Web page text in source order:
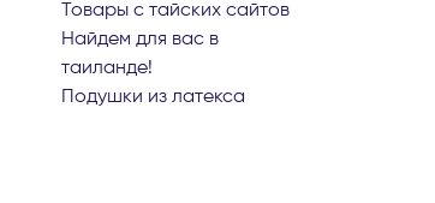
товары с тайских сайтов
найдем для вас в
таиланде!
подушки из латекса